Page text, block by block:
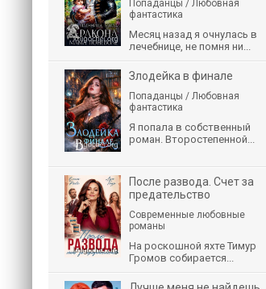
Попаданцы / Любовная
фантастика
Месяц назад я очнулась в
лечебнице, не помня ни...
Злодейка в финале
Попаданцы / Любовная
фантастика
Я попала в собственный
роман. Второстепенной...
После развода. Счет за
предательство
Современные любовные
романы
На роскошной яхте Тимур
Громов собирается...